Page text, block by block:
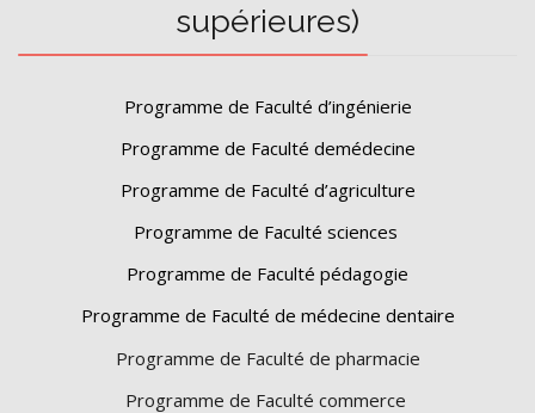
supérieures)
Programme de Faculté d’ingénierie
Programme de Faculté demédecine
Programme de Faculté d’agriculture
Programme de Faculté sciences
Programme de Faculté pédagogie
Programme de Faculté de médecine dentaire
Programme de Faculté de pharmacie
Programme de Faculté commerce